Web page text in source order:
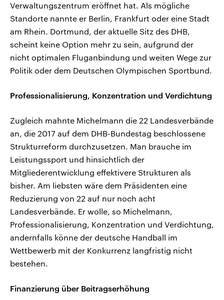
Verwaltungszentrum eröffnet hat. Als mögliche
Standorte nannte er Berlin, Frankfurt oder eine Stadt
am Rhein. Dortmund, der aktuelle Sitz des DHB,
scheint keine Option mehr zu sein, aufgrund der
nicht optimalen Fluganbindung und weiten Wege zur
Politik oder dem Deutschen Olympischen Sportbund.
Professionalisierung, Konzentration und Verdichtung
Zugleich mahnte Michelmann die 22 Landesverbände
an, die 2017 auf dem DHB-Bundestag beschlossene
Strukturreform durchzusetzen. Man brauche im
Leistungssport und hinsichtlich der
Mitgliederentwicklung effektivere Strukturen als
bisher. Am liebsten wäre dem Präsidenten eine
Reduzierung von 22 auf nur noch acht
Landesverbände. Er wolle, so Michelmann,
Professionalisierung, Konzentration und Verdichtung,
andernfalls könne der deutsche Handball im
Wettbewerb mit der Konkurrenz langfristig nicht
bestehen.
Finanzierung über Beitragserhöhung